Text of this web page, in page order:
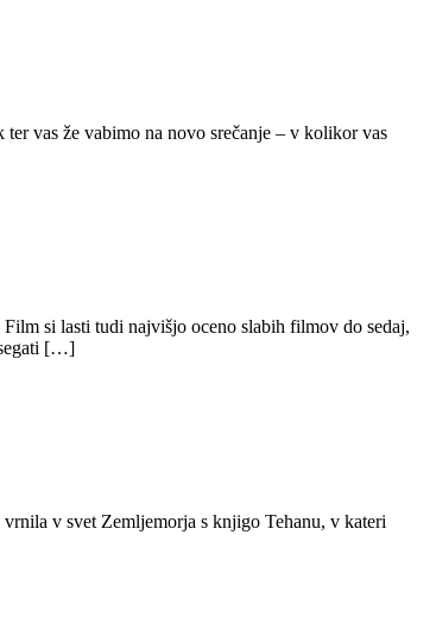
vas že vabimo na novo srečanje – v kolikor vas
si lasti tudi najvišjo oceno slabih filmov do sedaj,
[…]
v svet Zemljemorja s knjigo Tehanu, v kateri